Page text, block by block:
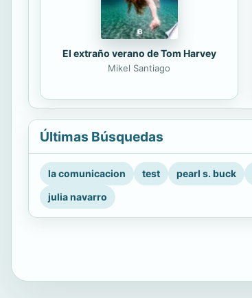
El extraño verano de Tom Harvey
Mikel Santiago
Últimas Búsquedas
la comunicacion test pearl s. buck
julia navarro